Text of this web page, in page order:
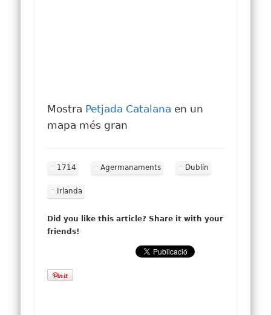
Mostra Petjada Catalana en un
mapa més gran
1714 Agermanaments Dublín
Irlanda
Did you like this article? Share it with your
friends!